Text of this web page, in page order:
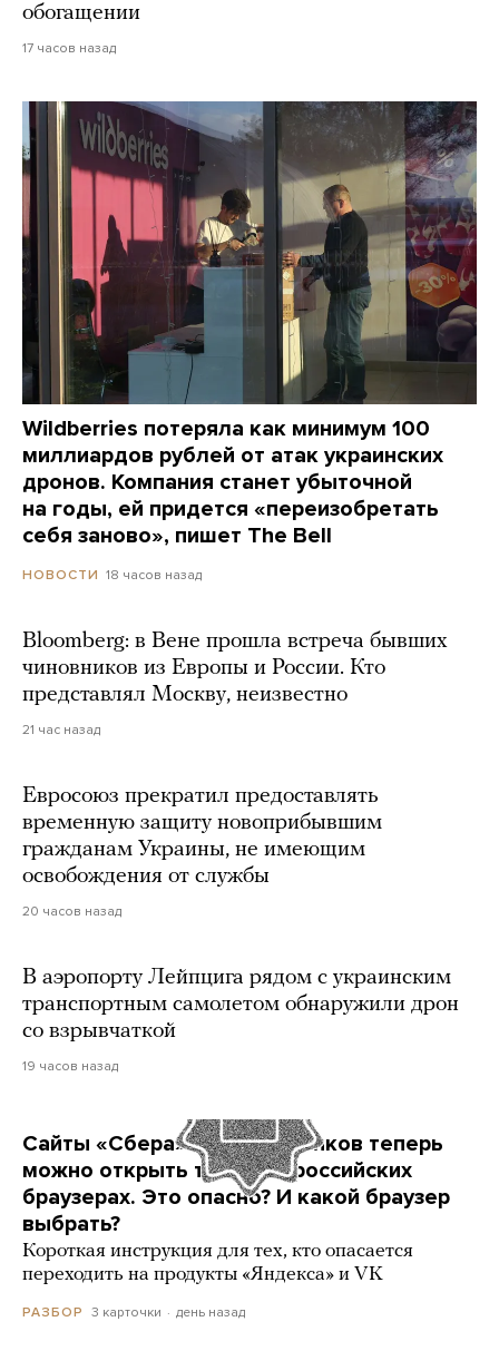
обогащении
17 часов назад
Wildberries потеряла как минимум 100
миллиардов рублей от атак украинских
дронов. Компания станет убыточной
на годы, ей придется «переизобретать
себя заново», пишет The Bell
НОВОСТИ 18 часов назад
Bloomberg: в Вене прошла встреча бывших
чиновников из Европы и России. Кто
представлял Москву, неизвестно
21 час назад
Евросоюз прекратил предоставлять
временную защиту новоприбывшим
гражданам Украины, не имеющим
освобождения от службы
20 часов назад
В аэропорту Лейпцига рядом с украинским
транспортным самолетом обнаружили дрон
со взрывчаткой
19 часов назад
Сайты «Сбера» и других банков теперь
можно открыть только в российских
браузерах. Это опасно? И какой браузер
выбрать?
Короткая инструкция для тех, кто опасается
переходить на продукты «Яндекса» и VK
РАЗБОР 3 карточки день назад